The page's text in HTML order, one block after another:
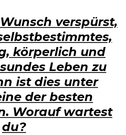
verspürst,
körperlich und
Leben zu
ist dies unter
der besten
Worauf wartest
du?